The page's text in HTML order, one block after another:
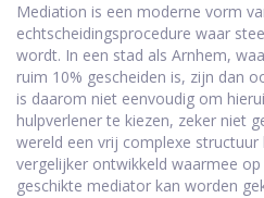
Mediation is een moderne vorm
echtscheidingsprocedure waar
wordt. In een stad als Arnhem,
ruim 10% gescheiden is, zijn dan
is daarom niet eenvoudig om
hulpverlener te kiezen, zeker niet
wereld een vrij complexe structuur
vergelijker ontwikkeld waarmee
geschikte mediator kan worden